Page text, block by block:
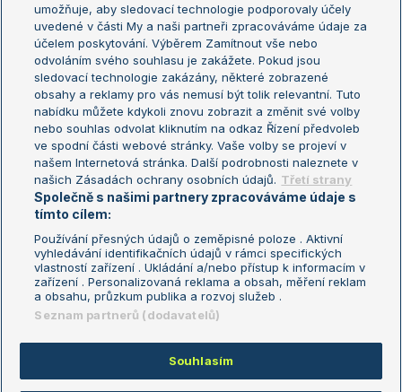
Sázkařský žebříček
Wimbledon
US Open
Turnaj mistrů
Turnaj mistryň
Aktualní trendy
Fotbalové přestupy
Livesport Daily
LS Prague Open
Podmínky užití
Nastavení soukromí
GDPR a žurnalistika
Reklama
Kontakt
Informace o zpracování osobních
údajů
Copyright © 2008-2026 TenisPortal.cz. Využíváme zpravodajství ČTK.
umožňuje, aby sledovací technologie podporovaly účely
uvedené v části My a naši partneři zpracováváme údaje za
účelem poskytování. Výběrem Zamítnout vše nebo
odvoláním svého souhlasu je zakážete. Pokud jsou
sledovací technologie zakázány, některé zobrazené
obsahy a reklamy pro vás nemusí být tolik relevantní. Tuto
nabídku můžete kdykoli znovu zobrazit a změnit své volby
nebo souhlas odvolat kliknutím na odkaz Řízení předvoleb
ve spodní části webové stránky. Vaše volby se projeví v
našem Internetová stránka. Další podrobnosti naleznete v
našich Zásadách ochrany osobních údajů. Třetí strany
Společně s našimi partnery zpracováváme údaje s
tímto cílem:
Používání přesných údajů o zeměpisné poloze . Aktivní
vyhledávání identifikačních údajů v rámci specifických
vlastností zařízení . Ukládání a/nebo přístup k informacím v
zařízení . Personalizovaná reklama a obsah, měření reklam
a obsahu, průzkum publika a rozvoj služeb .
Seznam partnerů (dodavatelů)
Souhlasím